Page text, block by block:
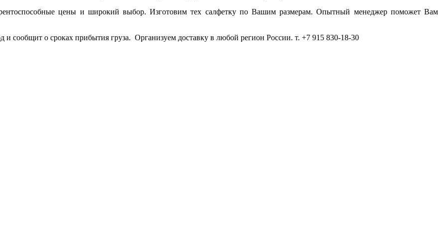
цены и широкий выбор. Изготовим тех салфетку по Вашим размерам. Опытный менеджер поможет Вам
и сообщит о сроках прибытия груза. Организуем доставку в любой регион России. т. +7 915 830-18-30